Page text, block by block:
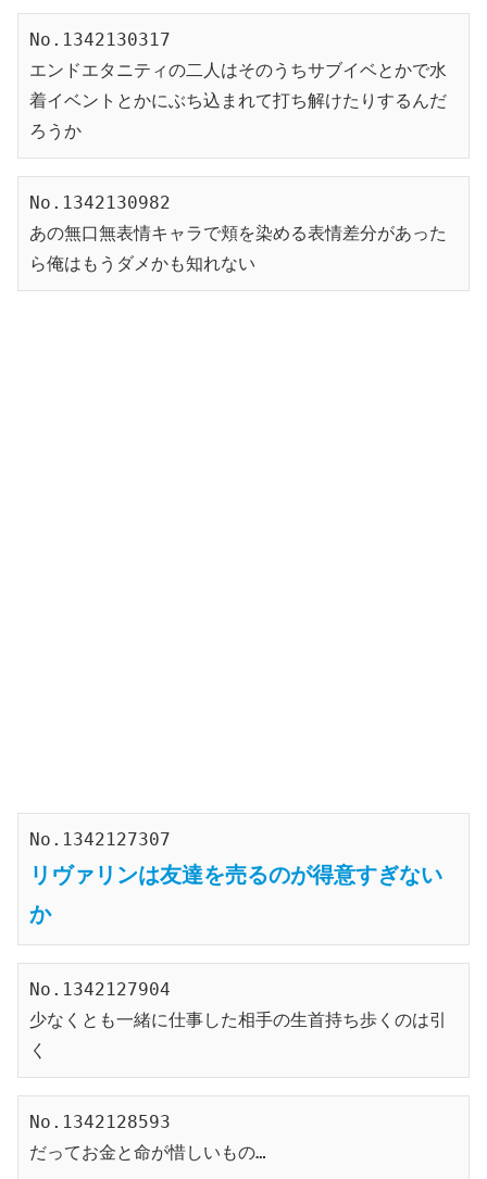
No.1342130317
エンドエタニティの二人はそのうちサブイベとかで水
着イベントとかにぶち込まれて打ち解けたりするんだ
ろうか
No.1342130982
あの無口無表情キャラで頬を染める表情差分があった
ら俺はもうダメかも知れない
No.1342127307
リヴァリンは友達を売るのが得意すぎない
か
No.1342127904
少なくとも一緒に仕事した相手の生首持ち歩くのは引
く
No.1342128593
だってお金と命が惜しいもの…